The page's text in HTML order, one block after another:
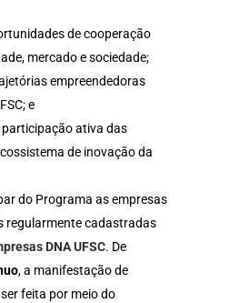
de cooperação
mercado e sociedade;
empreendedoras
e
participação ativa das
de inovação da
do Programa as empresas
regularmente cadastradas
DNA UFSC. De
, a manifestação de
feita por meio do